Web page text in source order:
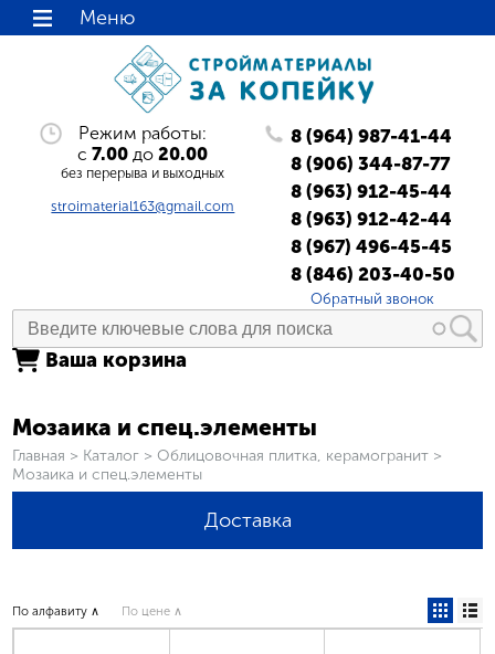
Режим работы:
с7.00 до20.00
без перерыва и выходных
stroimaterial163@gmail.com
8 (964) 987-41-44
8 (906) 344-87-77
8 (963) 912-45-44
8 (963) 912-42-44
8 (967) 496-45-45
8 (846) 203-40-50
Обратный звонок
Ваша корзина
Меню
Мозаика и спец.элементы
Вы здесь
Главная > Каталог > Облицовочная плитка, керамогранит >
Мозаика и спец.элементы
Доставка
По алфавиту ∧ По цене ∧